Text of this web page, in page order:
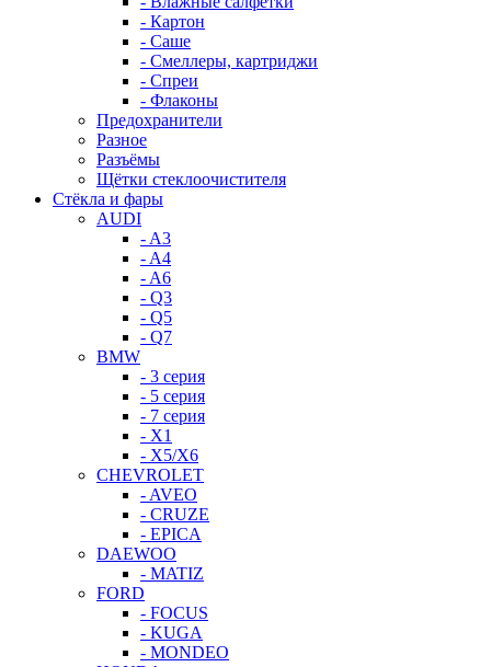
- Картон
- Саше
- Смеллеры, картриджи
- Спреи
- Флаконы
Предохранители
Разное
Разъёмы
Щётки стеклоочистителя
Стёкла и фары
AUDI
- A3
- A4
- A6
- Q3
- Q5
- Q7
BMW
- 3 серия
- 5 серия
- 7 серия
- X1
- X5/X6
CHEVROLET
- AVEO
- CRUZE
- EPICA
DAEWOO
- MATIZ
FORD
- FOCUS
- KUGA
- MONDEO